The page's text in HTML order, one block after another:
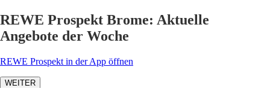
REWE Prospekt Brome: Aktuelle
Angebote der Woche
REWE Prospekt in der App öffnen
WEITER